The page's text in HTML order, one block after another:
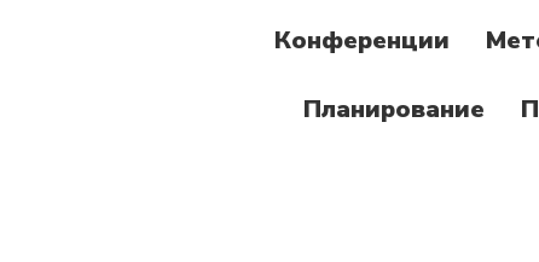
Конференции
Планирование